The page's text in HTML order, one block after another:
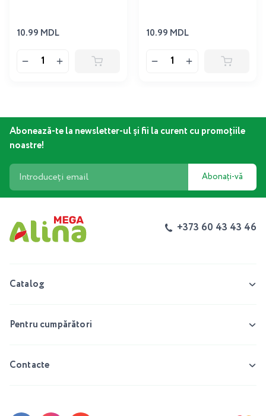
10.99 MDL 10.99 MDL
Abonează-te la newsletter-ul și fii la curent cu promoțiile
noastre!
Abonați-vă
+373 60 43 43 46
Catalog
Pentru cumpărători
Contacte